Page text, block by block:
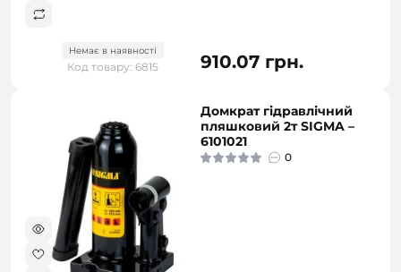
Немає в наявності
Код товару: 6815 910.07 грн.
Домкрат гідравлічний
пляшковий 2т SIGMA –
6101021
0